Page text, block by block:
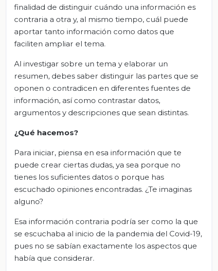
finalidad de distinguir cuándo una información es
contraria a otra y, al mismo tiempo, cuál puede
aportar tanto información como datos que
faciliten ampliar el tema.
Al investigar sobre un tema y elaborar un
resumen, debes saber distinguir las partes que se
oponen o contradicen en diferentes fuentes de
información, así como contrastar datos,
argumentos y descripciones que sean distintas.
¿Qué hacemos?
Para iniciar, piensa en esa información que te
puede crear ciertas dudas, ya sea porque no
tienes los suficientes datos o porque has
escuchado opiniones encontradas. ¿Te imaginas
alguno?
Esa información contraria podría ser como la que
se escuchaba al inicio de la pandemia del Covid-19,
pues no se sabían exactamente los aspectos que
había que considerar.